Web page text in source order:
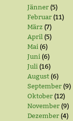
Jänner (5)
Februar (11)
März (7)
April (5)
Mai (6)
Juni (6)
Juli (16)
August (6)
September (9)
Oktober (12)
November (9)
Dezember (4)